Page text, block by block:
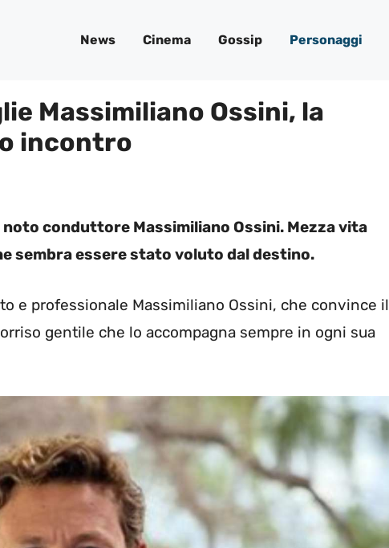
News Cinema Gossip Personaggi
Massimiliano Ossini, la
incontro
noto conduttore Massimiliano Ossini. Mezza vita
sembra essere stato voluto dal destino.
e professionale Massimiliano Ossini, che convince il
gentile che lo accompagna sempre in ogni sua